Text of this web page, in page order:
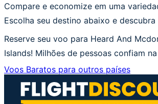
Compare e economize em uma
Escolha seu destino abaixo e
Reserve seu voo para Heard And
Islands! Milhões de pessoas confiam
Voos Baratos para outros países